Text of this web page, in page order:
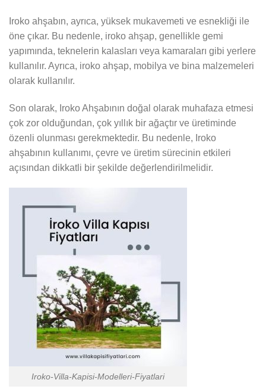
Iroko ahşabın, ayrıca, yüksek mukavemeti ve esnekliği ile
öne çıkar. Bu nedenle, iroko ahşap, genellikle gemi
yapımında, teknelerin kalasları veya kamaraları gibi yerlere
kullanılır. Ayrıca, iroko ahşap, mobilya ve bina malzemeleri
olarak kullanılır.
Son olarak, Iroko Ahşabının doğal olarak muhafaza etmesi
çok zor olduğundan, çok yıllık bir ağaçtır ve üretiminde
özenli olunması gerekmektedir. Bu nedenle, Iroko
ahşabının kullanımı, çevre ve üretim sürecinin etkileri
açısından dikkatli bir şekilde değerlendirilmelidir.
Iroko-Villa-Kapisi-Modelleri-Fiyatlari